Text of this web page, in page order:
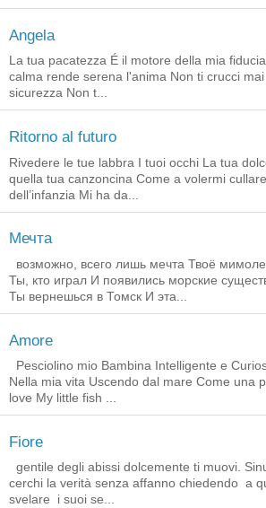
Angela
La tua pacatezza É il motore della mia
calma rende serena l'anima Non ti crucci
sicurezza Non t...
Ritorno al futuro
Rivedere le tue labbra I tuoi occhi La tua
quella tua canzoncina Come a volermi
dell’infanzia Mi ha da...
Мечта
возможно, всего лишь мечта Твоё
Ты, кто играл И появились морские
Ты вернешься в Томск И эта...
Amore
Pesciolino mio Bambina Intelligente e
Nella mia vita Uscendo dal mare Come una
love My little fish ...
Fiore
gentile degli abissi dolcemente ti muovi.
cerchi la verità senza affanno chiedendo a
svelare i suoi se...